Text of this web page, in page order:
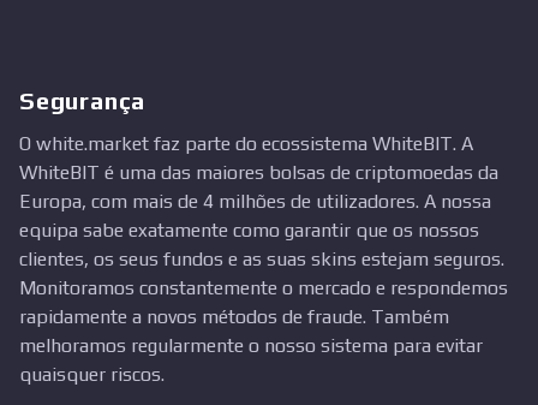
Segurança
O white.market faz parte do ecossistema WhiteBIT. A
WhiteBIT é uma das maiores bolsas de criptomoedas da
Europa, com mais de 4 milhões de utilizadores. A nossa
equipa sabe exatamente como garantir que os nossos
clientes, os seus fundos e as suas skins estejam seguros.
Monitoramos constantemente o mercado e respondemos
rapidamente a novos métodos de fraude. Também
melhoramos regularmente o nosso sistema para evitar
quaisquer riscos.